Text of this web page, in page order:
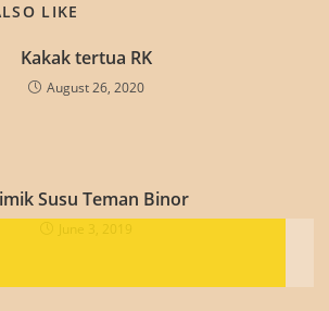
LIKE
Kakak tertua RK
August 26, 2020
Susu Teman Binor
June 3, 2019